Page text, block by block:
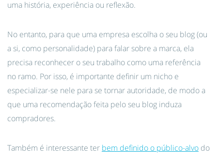
uma história, experiência ou reflexão.
No entanto, para que uma empresa escolha o seu blog (ou
a si, como personalidade) para falar sobre a marca, ela
precisa reconhecer o seu trabalho como uma referência
no ramo. Por isso, é importante definir um nicho e
especializar-se nele para se tornar autoridade, de modo a
que uma recomendação feita pelo seu blog induza
compradores.
Também é interessante ter bem definido o público-alvo do